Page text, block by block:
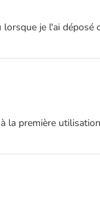
je l'ai
la première